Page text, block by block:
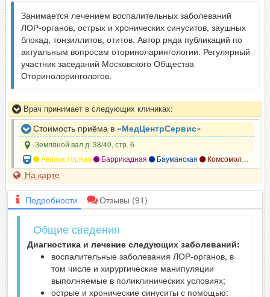
Занимается лечением воспалительных заболеваний
ЛОР-органов, острых и хронических синуситов, заушных
блокад, тонзиллитов, отитов. Автор ряда публикаций по
актуальным вопросам оториноларингологии. Регулярный
участник заседаний Московского Общества
Оторинолорингологов.
Врач принимает в следующих клиниках:
Стоимость приёма в «МедЦентрСервис»
Земляной вал д. 38/40, стр. 6
Авиамоторная
Баррикадная Бауманская Комсомольская
На карте
Подробности Отзывы (91)
Общие сведения
Диагностика и лечение следующих заболеваний:
воспалительные заболевания ЛОР-органов, в
том числе и хирургические манипуляции
выполняемые в поликлинических условиях;
острые и хронические синуситы с помощью: